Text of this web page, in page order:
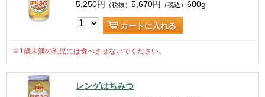
5,250円 （税抜） 5,670円 （税込） 600g
カートに入れる
※1歳未満の乳児には食べさせないでください。
レンゲはちみつ